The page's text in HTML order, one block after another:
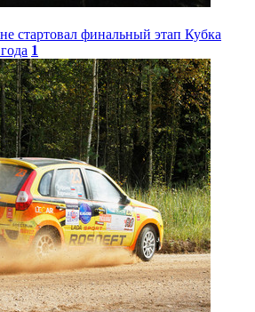
стартовал финальный этап Кубка
1